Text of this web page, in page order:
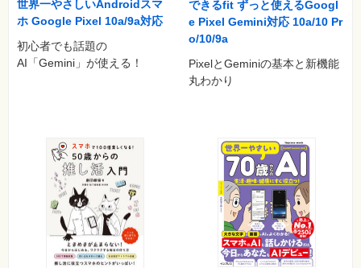
世界一やさしいAndroidスマ
ホ Google Pixel 10a/9a対応
初心者でも話題の
AI「Gemini」が使える！
できるfit ずっと使えるGoogl
e Pixel Gemini対応 10a/10 Pr
o/10/9a
PixelとGeminiの基本と新機能
丸わかり